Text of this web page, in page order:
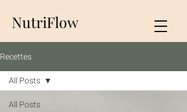
NutriFlow
Recettes
All Posts
All Posts